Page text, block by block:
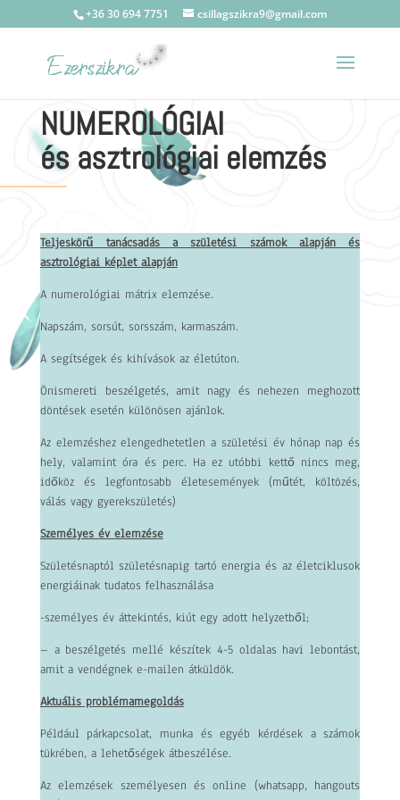
+36 30 694 7751 csillagszikra9@gmail.com
NUMEROLÓGIAI
és asztrológiai elemzés
Teljeskörű tanácsadás a születési számok alapján és
asztrológiai képlet alapján
A numerológiai mátrix elemzése.
Napszám, sorsút, sorsszám, karmaszám.
A segítségek és kihívások az életúton.
Önismereti beszélgetés, amit nagy és nehezen meghozott
döntések esetén különösen ajánlok.
Az elemzéshez elengedhetetlen a születési év hónap nap és
hely, valamint óra és perc. Ha ez utóbbi kettő nincs meg,
időköz és legfontosabb életesemények (műtét, költözés,
válás vagy gyerekszületés)
Személyes év elemzése
Születésnaptól születésnapig tartó energia és az életciklusok
energiáinak tudatos felhasználása
-személyes év áttekintés, kiút egy adott helyzetből;
– a beszélgetés mellé készítek 4-5 oldalas havi lebontást,
amit a vendégnek e-mailen átküldök.
Aktuális problémamegoldás
Például párkapcsolat, munka és egyéb kérdések a számok
tükrében, a lehetőségek átbeszélése.
Az elemzések személyesen és online (whatsapp, hangouts